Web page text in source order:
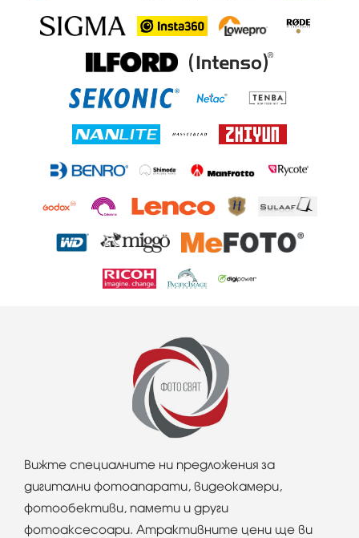
Вижте специалните ни предложения за
дигитални фотоапарати, видеокамери,
фотообективи, памети и други
фотоаксесоари. Атрактивните цени ще ви